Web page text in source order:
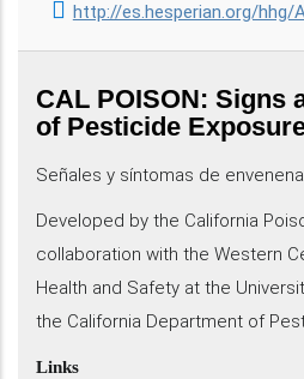
http://es.hesperian.org/hhg/
CAL POISON: Signs
of Pesticide
Señales y síntomas de
Developed by the California
collaboration with the Western
Health and Safety at the
the California Department of
Links